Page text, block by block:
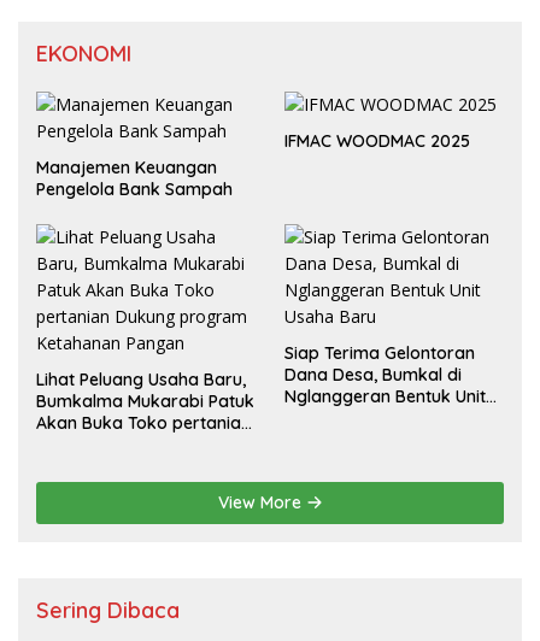
EKONOMI
Manajemen Keuangan
Pengelola Bank Sampah
IFMAC WOODMAC 2025
Lihat Peluang Usaha Baru,
Bumkalma Mukarabi Patuk
Akan Buka Toko pertanian
Siap Terima Gelontoran
Dana Desa, Bumkal di
Nglanggeran Bentuk Unit
View More
Sering Dibaca